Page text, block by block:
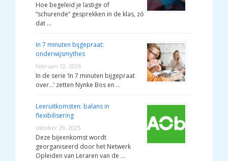
Hoe begeleid je lastige of
“schurende” gesprekken in de klas, zó
dat …
In 7 minuten bijgepraat:
onderwijsmythes
februari 12, 2026
In de serie ‘In 7 minuten bijgepraat
over…’ zetten Nynke Bos en …
Leeruitkomsten: balans in
flexibilisering
oktober 29, 2025
Deze bijeenkomst wordt
georganiseerd door het Netwerk
Opleiden van Leraren van de …